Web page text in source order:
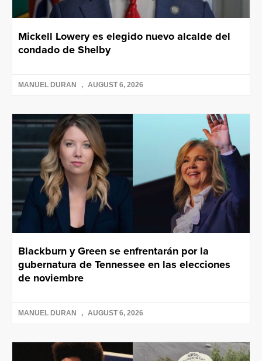
Mickell Lowery es elegido nuevo alcalde del
condado de Shelby
MANUEL DURAN AUGUST 6, 2026
Blackburn y Green se enfrentarán por la
gubernatura de Tennessee en las elecciones
de noviembre
MANUEL DURAN AUGUST 6, 2026